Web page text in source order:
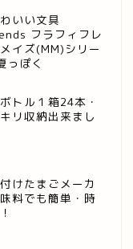
いい文具
フラフィフレ
イズ(MM)シリー
っぽく
トル１箱24本・
リ収納出来まし
けたまごメーカ
料でも簡単・時